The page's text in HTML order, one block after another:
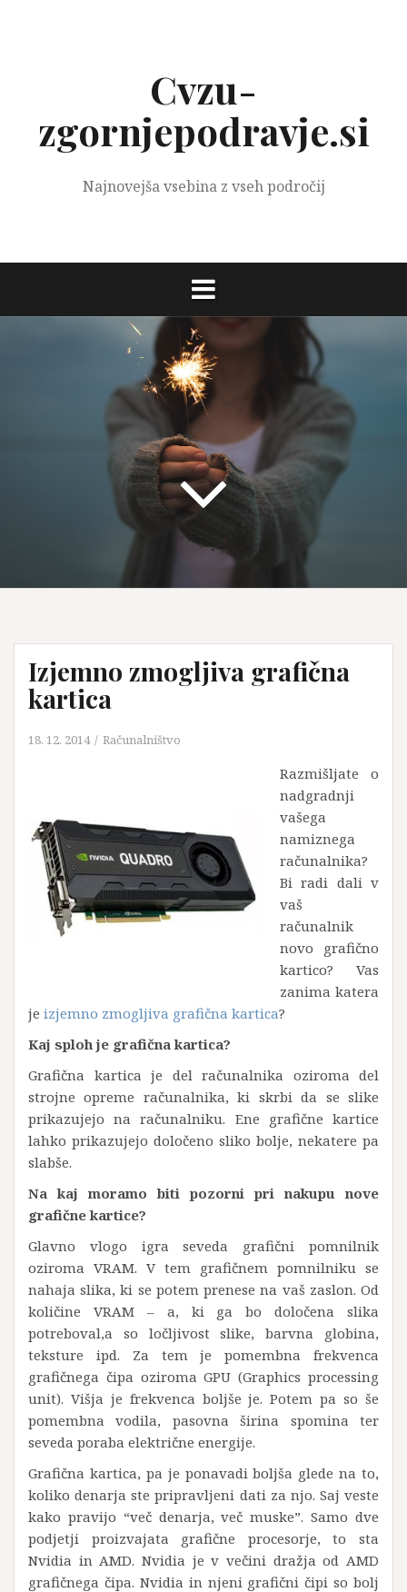
Cvzu-
zgornjepodravje.si
Najnovejša vsebina z vseh področij
Izjemno zmogljiva grafična
kartica
18. 12. 2014 Računalništvo
Razmišljate o
nadgradnji
vašega
namiznega
računalnika?
Bi radi dali v
vaš
računalnik
novo grafično
kartico? Vas
zanima katera
je izjemno zmogljiva grafična kartica?
Kaj sploh je grafična kartica?
Grafična kartica je del računalnika oziroma del
strojne opreme računalnika, ki skrbi da se slike
prikazujejo na računalniku. Ene grafične kartice
lahko prikazujejo določeno sliko bolje, nekatere pa
slabše.
Na kaj moramo biti pozorni pri nakupu nove
grafične kartice?
Glavno vlogo igra seveda grafični pomnilnik
oziroma VRAM. V tem grafičnem pomnilniku se
nahaja slika, ki se potem prenese na vaš zaslon. Od
količine VRAM – a, ki ga bo določena slika
potreboval,a so ločljivost slike, barvna globina,
teksture ipd. Za tem je pomembna frekvenca
grafičnega čipa oziroma GPU (Graphics processing
unit). Višja je frekvenca boljše je. Potem pa so še
pomembna vodila, pasovna širina spomina ter
seveda poraba električne energije.
Grafična kartica, pa je ponavadi boljša glede na to,
koliko denarja ste pripravljeni dati za njo. Saj veste
kako pravijo “več denarja, več muske”. Samo dve
podjetji proizvajata grafične procesorje, to sta
Nvidia in AMD. Nvidia je v večini dražja od AMD
grafičnega čipa. Nvidia in njeni grafični čipi so bolj